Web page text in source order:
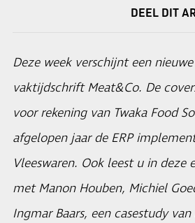
DEEL DIT
Deze week verschijnt een
vaktijdschrift Meat&Co. De
voor rekening van Twaka Food
afgelopen jaar de ERP
Vleeswaren. Ook leest u in deze
met Manon Houben, Michiel
Ingmar Baars, een casestudy van